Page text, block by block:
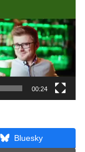
00:24
Bluesky